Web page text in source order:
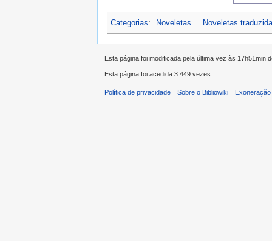
Categorias: Noveletas Noveletas
Esta página foi modificada pela última vez às 17h51min
Esta página foi acedida 3 449 vezes.
Política de privacidade Sobre o Bibliowiki